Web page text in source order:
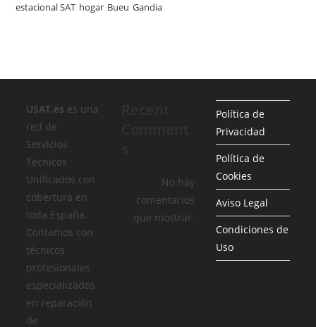
estacional SAT hogar Bueu Gandia
USAT.es es una
red de
Servicios
Técnicos
Unificados con
cobertura en
toda España.
Contamos con
técnicos
profesionales
especializados
en reparación
de
No hay
comentarios
que mostrar.
Política de
Privacidad
Política de
Cookies
Aviso Legal
Condiciones de
Uso